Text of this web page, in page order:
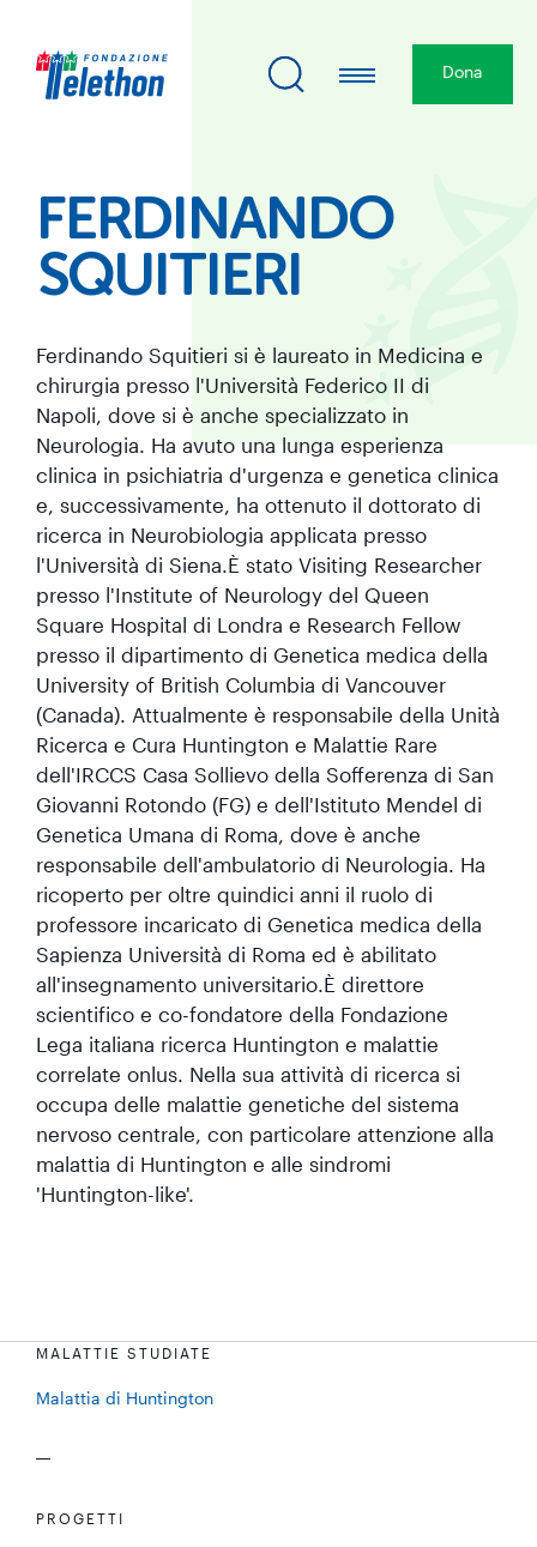
Dona
FERDINANDO
SQUITIERI
Ferdinando Squitieri si è laureato in Medicina e
chirurgia presso l'Università Federico II di
Napoli, dove si è anche specializzato in
Neurologia. Ha avuto una lunga esperienza
clinica in psichiatria d'urgenza e genetica clinica
e, successivamente, ha ottenuto il dottorato di
ricerca in Neurobiologia applicata presso
l'Università di Siena.È stato Visiting Researcher
presso l'Institute of Neurology del Queen
Square Hospital di Londra e Research Fellow
presso il dipartimento di Genetica medica della
University of British Columbia di Vancouver
(Canada). Attualmente è responsabile della Unità
Ricerca e Cura Huntington e Malattie Rare
dell'IRCCS Casa Sollievo della Sofferenza di San
Giovanni Rotondo (FG) e dell'Istituto Mendel di
Genetica Umana di Roma, dove è anche
responsabile dell'ambulatorio di Neurologia. Ha
ricoperto per oltre quindici anni il ruolo di
professore incaricato di Genetica medica della
Sapienza Università di Roma ed è abilitato
all'insegnamento universitario.È direttore
scientifico e co-fondatore della Fondazione
Lega italiana ricerca Huntington e malattie
correlate onlus. Nella sua attività di ricerca si
occupa delle malattie genetiche del sistema
nervoso centrale, con particolare attenzione alla
malattia di Huntington e alle sindromi
'Huntington-like'.
MALATTIE STUDIATE
Malattia di Huntington
PROGETTI